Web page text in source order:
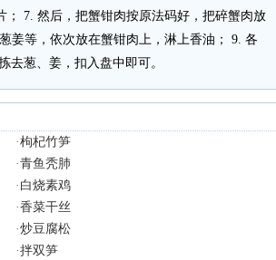
7. 然后，把蟹钳肉按原法码好，把碎蟹肉放
姜等，依次放在蟹钳肉上，淋上香油； 9. 各
去葱、姜，扣入盘中即可。
·枸杞竹笋
·青鱼秃肺
· 白烧素鸡
·香菜干丝
·炒豆腐松
·拌双笋